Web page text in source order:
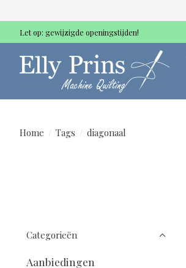
Let op: gewijzigde openingstijden!
Home / Tags / diagonaal
Categorieën
Aanbiedingen